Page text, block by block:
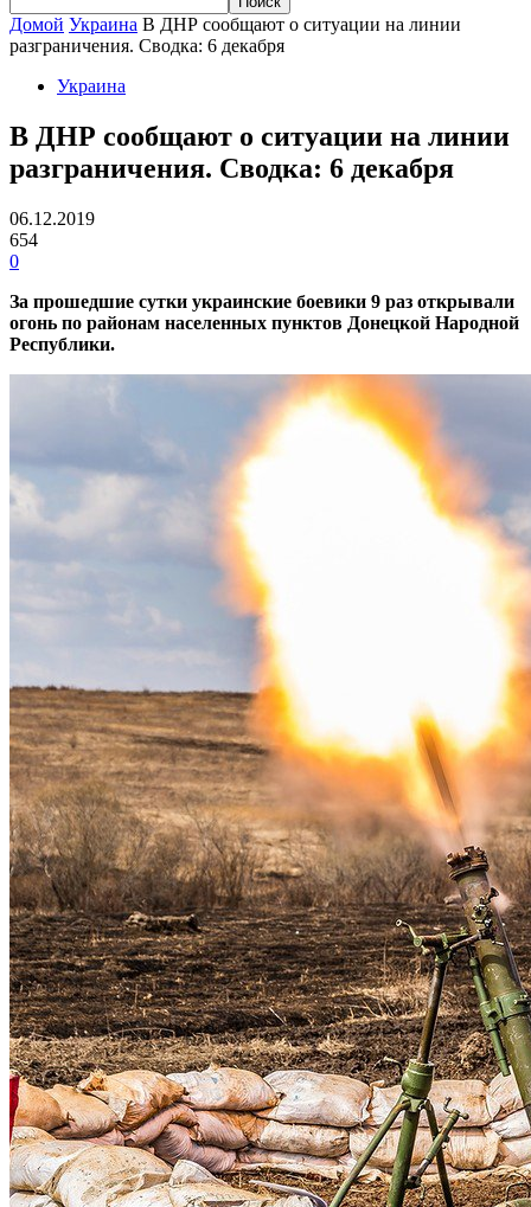
Домой Украина В ДНР сообщают о ситуации на линии
разграничения. Сводка: 6 декабря
Украина
В ДНР сообщают о ситуации на линии
разграничения. Сводка: 6 декабря
06.12.2019
654
0
За прошедшие сутки украинские боевики 9 раз открывали
огонь по районам населенных пунктов Донецкой Народной
Республики.